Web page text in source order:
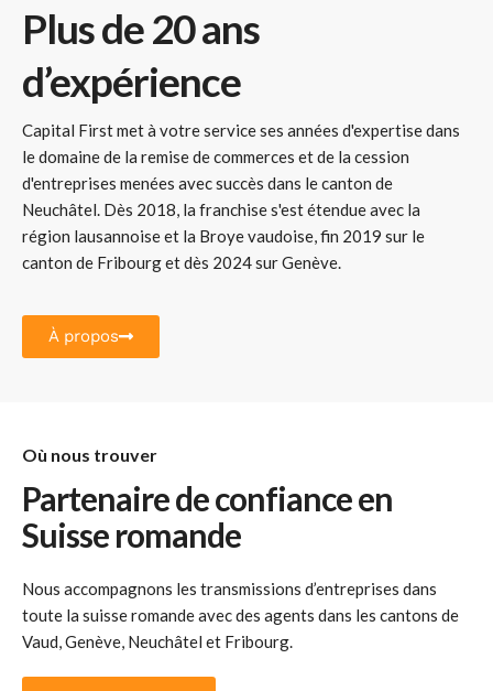
Plus de 20 ans
d’expérience
Capital First met à votre service ses années d'expertise dans
le domaine de la remise de commerces et de la cession
d'entreprises menées avec succès dans le canton de
Neuchâtel. Dès 2018, la franchise s'est étendue avec la
région lausannoise et la Broye vaudoise, fin 2019 sur le
canton de Fribourg et dès 2024 sur Genève.
À propos
Où nous trouver
Partenaire de confiance en
Suisse romande
Nous accompagnons les transmissions d’entreprises dans
toute la suisse romandeavec des agents dans les cantons de
Vaud, Genève, Neuchâtel et Fribourg.